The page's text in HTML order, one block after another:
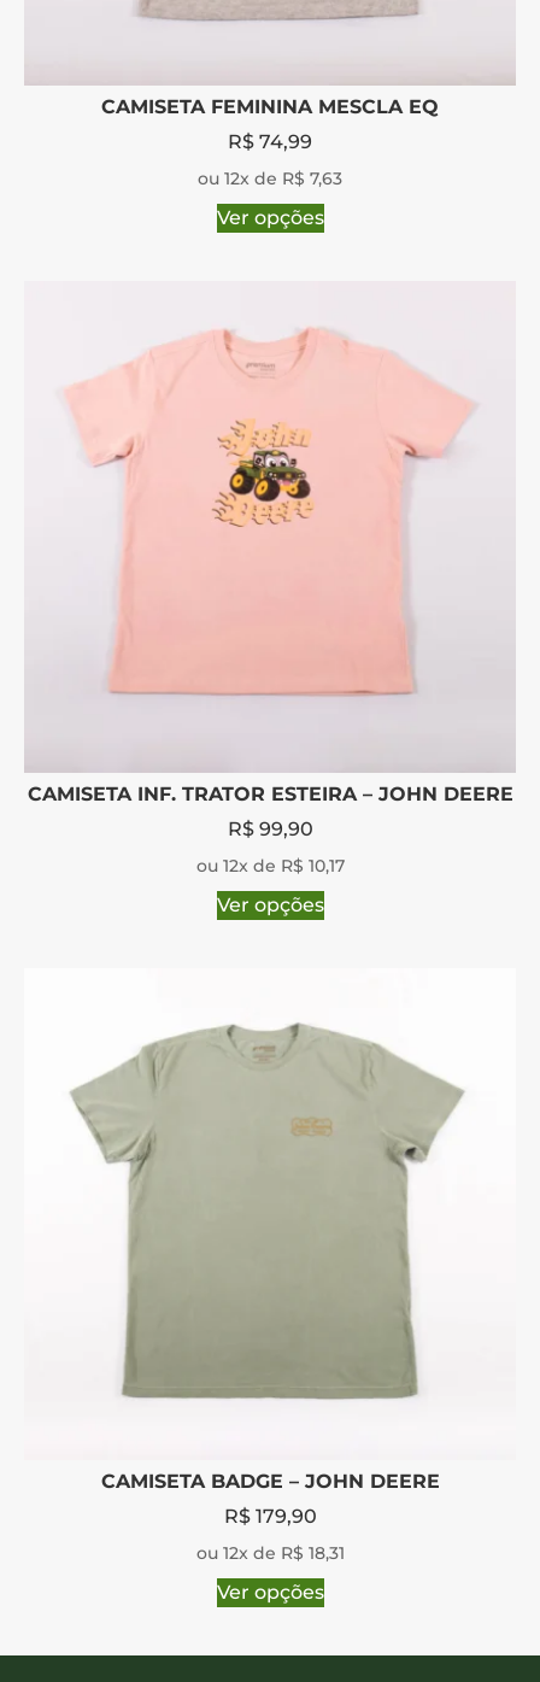
CAMISETA FEMININA MESCLA EQ
R$ 74,99
ou 12x de R$ 7,63
Ver opções
CAMISETA INF. TRATOR ESTEIRA – JOHN DEERE
R$99,90
ou 12x de R$ 10,17
Ver opções
CAMISETA BADGE – JOHN DEERE
R$179,90
ou 12x de R$ 18,31
Ver opções